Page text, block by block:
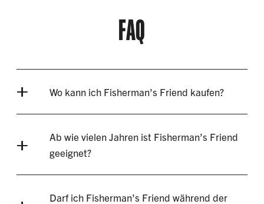
FAQ
Wo kann ich Fisherman’s Friend kaufen?
Ab wie vielen Jahren ist Fisherman’s Friend
geeignet?
Darf ich Fisherman’s Friend während der